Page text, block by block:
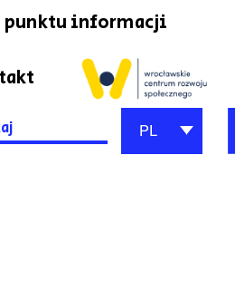
punktu informacji
PL